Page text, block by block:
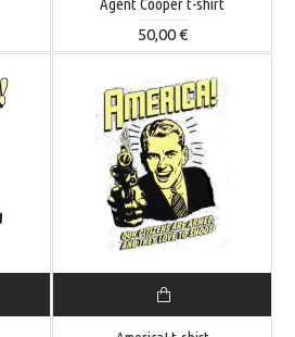
Agent Cooper t-shirt
50,00 €